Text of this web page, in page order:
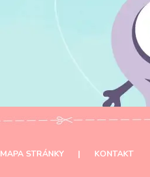
MAPA STRÁNKY | KONTAKT